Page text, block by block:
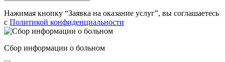
Нажимая кнопку “Заявка на оказание услуг”, вы соглашаетесь
с Политикой конфиденциальности
Сбор информации о больном